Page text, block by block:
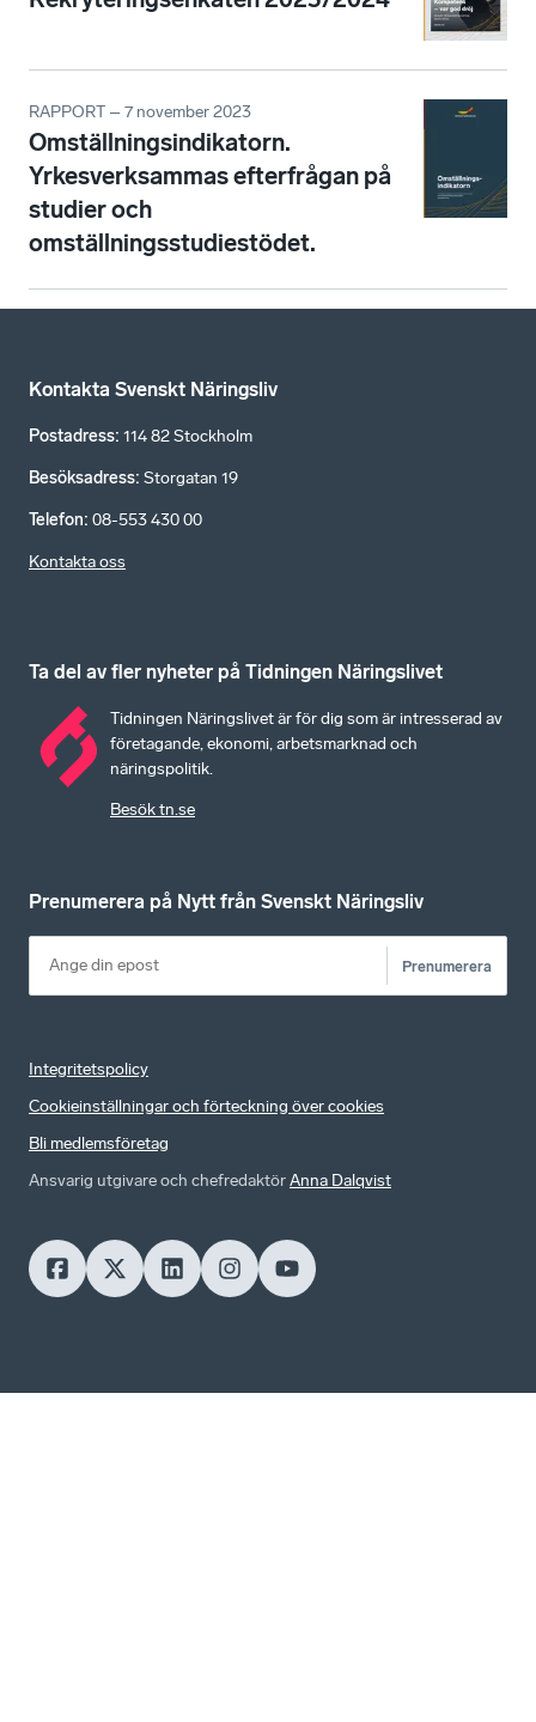
RAPPORT – 7 november 2023
Omställningsindikatorn.
Yrkesverksammas efterfrågan på
studier och
omställningsstudiestödet.
Kontakta Svenskt Näringsliv
Postadress: 114 82 Stockholm
Besöksadress: Storgatan 19
Telefon: 08-553 430 00
Kontakta oss
Ta del av fler nyheter på Tidningen Näringslivet
Tidningen Näringslivet är för dig som är intresserad av
företagande, ekonomi, arbetsmarknad och
näringspolitik.
Besök tn.se
Prenumerera på Nytt från Svenskt Näringsliv
Prenumerera
Integritetspolicy
Cookieinställningar och förteckning över cookies
Bli medlemsföretag
Ansvarig utgivare och chefredaktörAnna Dalqvist